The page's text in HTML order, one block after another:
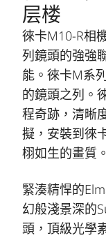
层楼
徠卡M10-R相
列鏡頭的強強
能。徠卡M系
的鏡頭之列。
程奇跡，清晰
擬，安裝到徠
栩如生的畫質。
緊湊精悍的
幻般淺景深的
頭，頂級光學